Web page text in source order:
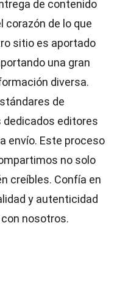
de contenido
corazón de lo que
sitio es aportado
una gran
diversa.
de
dedicados editores
envío. Este proceso
no solo
creíbles. Confía en
y autenticidad
nosotros.